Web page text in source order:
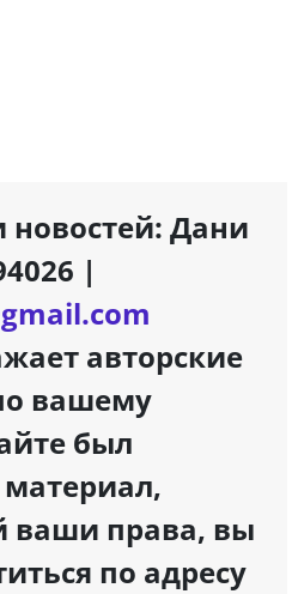
новостей: Дани
|
авторские
вашему
был
права, вы
по адресу